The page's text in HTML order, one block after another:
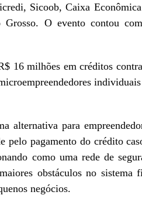
Sicoob, Caixa
O evento contou
16 milhões em créditos
alternativa para
pelo pagamento do crédito
como uma rede de
obstáculos no sistema
negócios.